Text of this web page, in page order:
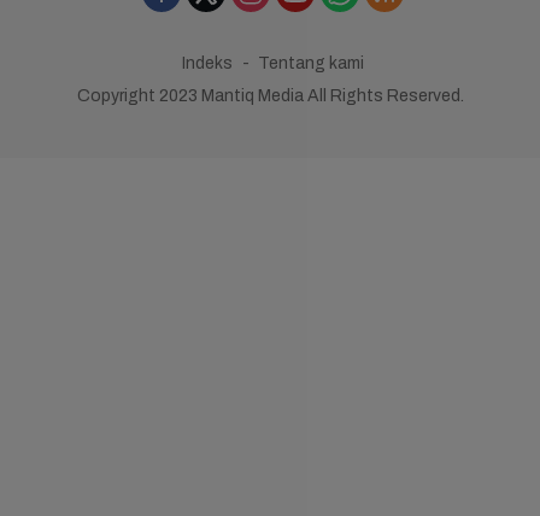
Indeks
Tentang kami
Copyright 2023 Mantiq Media All Rights Reserved.